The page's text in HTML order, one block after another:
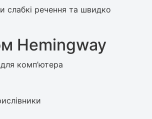
слабкі речення та швидко
Hemingway
комп’ютера